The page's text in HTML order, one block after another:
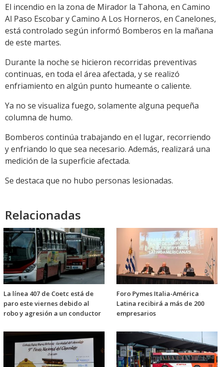
Link
El incendio en la zona de Mirador la Tahona, en Camino
Al Paso Escobar y Camino A Los Horneros, en Canelones,
está controlado según informó Bomberos en la mañana
de este martes.
Durante la noche se hicieron recorridas preventivas
continuas, en toda el área afectada, y se realizó
enfriamiento en algún punto humeante o caliente.
Ya no se visualiza fuego, solamente alguna pequeña
columna de humo.
Bomberos continúa trabajando en el lugar, recorriendo
y enfriando lo que sea necesario. Además, realizará una
medición de la superficie afectada.
Se destaca que no hubo personas lesionadas.
Relacionadas
La línea 407 de Coetc está de
paro este viernes debido al
robo y agresión a un conductor
Foro Pymes Italia-América
Latina recibirá a más de 200
empresarios